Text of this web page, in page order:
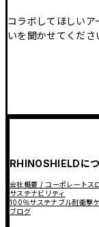
コラボしてほしい
いを聞かせてくださ
RHINOSHIELDに
会社概要 / コーポレートス
サステナビリティ
100％サステナブル耐衝撃
ブログ